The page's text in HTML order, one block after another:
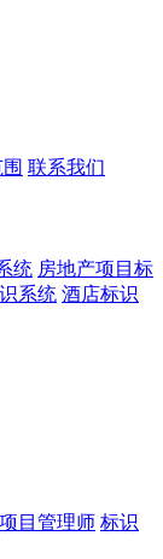
联系我们
统 房地产项目标
系统 酒店标识
目管理师 标识